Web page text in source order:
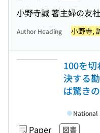
小野寺誠 著主婦の友社
Author Heading 小野寺,
100を
決する
ば驚き
Paper 図書
National